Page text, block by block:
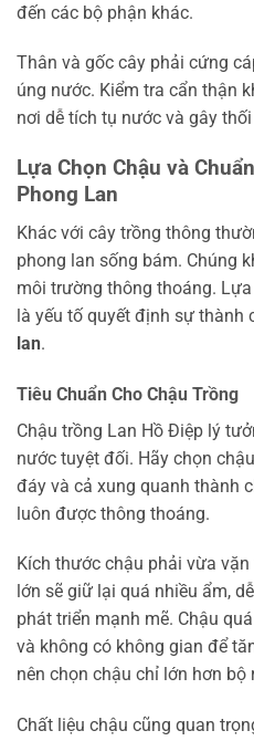
đến các bộ phận khác.
Thân và gốc cây phải cứng
úng nước. Kiểm tra cẩn thận
nơi dễ tích tụ nước và gây
Lựa Chọn Chậu và
Phong Lan
Khác với cây trồng thông
phong lan sống bám. Chúng
môi trường thông thoáng.
là yếu tố quyết định sự thành
lan.
Tiêu Chuẩn Cho Chậu Trồng
Chậu trồng Lan Hồ Điệp lý
nước tuyệt đối. Hãy chọn
đáy và cả xung quanh thành
luôn được thông thoáng.
Kích thước chậu phải vừa
lớn sẽ giữ lại quá nhiều ẩm,
phát triển mạnh mẽ. Chậu
và không có không gian để
nên chọn chậu chỉ lớn hơn bộ
Chất liệu chậu cũng quan